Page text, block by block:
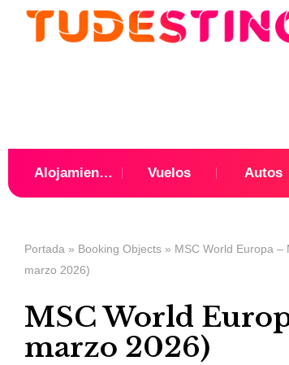
Alojamientos Vuelos Autos
Portada » Booking Objects » MSC World Europa
marzo 2026)
MSC World
marzo 2026)